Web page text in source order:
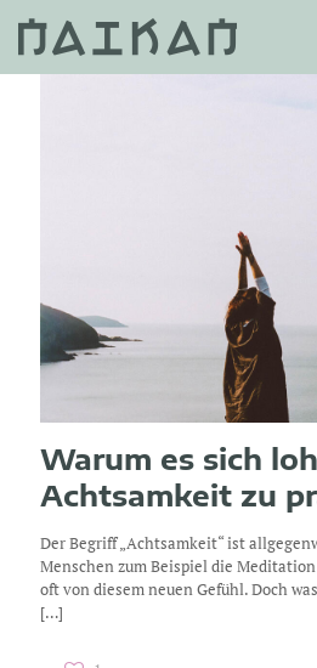
Warum es sich
Achtsamkeit zu
Der Begriff „Achtsamkeit“ ist
Menschen zum Beispiel die
oft von diesem neuen Gefühl. Doch
[…]